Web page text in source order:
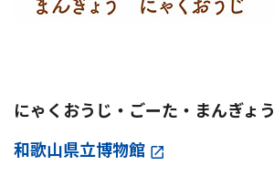
にゃくおうじ・ごーた・まんぎょう
和歌山県立博物館